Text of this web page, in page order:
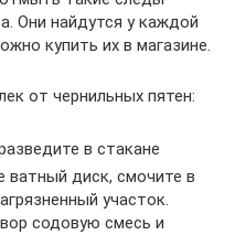
Они найдутся у каждой
купить их в магазине.
от чернильных пятен:
в стакане
ватный диск, смочите в
участок.
содовую смесь и